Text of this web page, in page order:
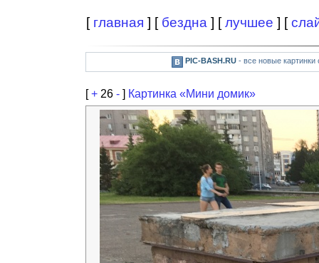
[ главная ] [ бездна ] [лучшее ] [
PIC-BASH.RU- все новые картинки
[+ 26 - ] Картинка «Мини домик»